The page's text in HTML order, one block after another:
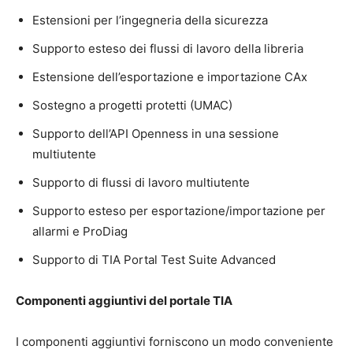
Estensioni per l’ingegneria della sicurezza
Supporto esteso dei flussi di lavoro della libreria
Estensione dell’esportazione e importazione CAx
Sostegno a progetti protetti (UMAC)
Supporto dell’API Openness in una sessione
multiutente
Supporto di flussi di lavoro multiutente
Supporto esteso per esportazione/importazione per
allarmi e ProDiag
Supporto di TIA Portal Test Suite Advanced
Componenti aggiuntivi del portale TIA
I componenti aggiuntivi forniscono un modo conveniente